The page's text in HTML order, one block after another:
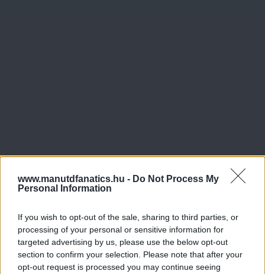
www.manutdfanatics.hu - Do Not Process My
Personal Information
If you wish to opt-out of the sale, sharing to third parties, or
processing of your personal or sensitive information for
targeted advertising by us, please use the below opt-out
section to confirm your selection. Please note that after your
opt-out request is processed you may continue seeing